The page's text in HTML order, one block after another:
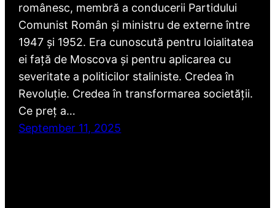
românesc, membră a conducerii Partidului
Comunist Român și ministru de externe între
1947 și 1952. Era cunoscută pentru loialitatea
ei față de Moscova și pentru aplicarea cu
severitate a politicilor staliniste. Credea în
Revoluție. Credea în transformarea societății.
Ce preț a…
September 11, 2025